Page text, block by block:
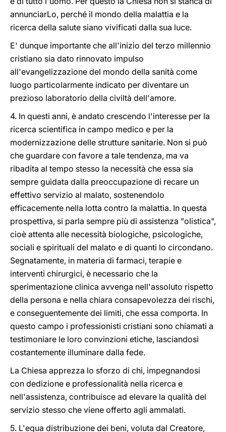
annunciarLo, perché il mondo della malattia e la
ricerca della salute siano vivificati dalla sua luce.
E' dunque importante che all'inizio del terzo millennio
cristiano sia dato rinnovato impulso
all'evangelizzazione del mondo della sanità come
luogo particolarmente indicato per diventare un
prezioso laboratorio della civiltà dell'amore.
4. In questi anni, è andato crescendo l'interesse per la
ricerca scientifica in campo medico e per la
modernizzazione delle strutture sanitarie. Non si può
che guardare con favore a tale tendenza, ma va
ribadita al tempo stesso la necessità che essa sia
sempre guidata dalla preoccupazione di recare un
effettivo servizio al malato, sostenendolo
efficacemente nella lotta contro la malattia. In questa
prospettiva, si parla sempre più di assistenza "olistica",
cioè attenta alle necessità biologiche, psicologiche,
sociali e spirituali del malato e di quanti lo circondano.
Segnatamente, in materia di farmaci, terapie e
interventi chirurgici, è necessario che la
sperimentazione clinica avvenga nell'assoluto rispetto
della persona e nella chiara consapevolezza dei rischi,
e conseguentemente dei limiti, che essa comporta. In
questo campo i professionisti cristiani sono chiamati a
testimoniare le loro convinzioni etiche, lasciandosi
costantemente illuminare dalla fede.
La Chiesa apprezza lo sforzo di chi, impegnandosi
con dedizione e professionalità nella ricerca e
nell'assistenza, contribuisce ad elevare la qualità del
servizio stesso che viene offerto agli ammalati.
5. L'equa distribuzione dei beni, voluta dal Creatore,